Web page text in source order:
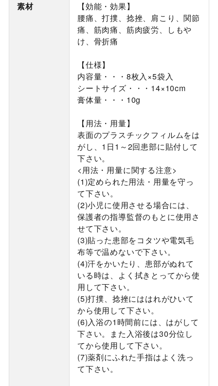
素材
【効能・効果】
腰痛、打撲、捻挫、肩こり、関節
痛、筋肉痛、筋肉疲労、しもや
け、骨折痛
【仕様】
内容量・・・8枚入×5袋入
シートサイズ・・・14×10cm
膏体量・・・10g
【用法・用量】
表面のプラスチックフィルムをは
がし、1日1～2回患部に貼付して
下さい。
<用法・用量に関する注意>
(1)定められた用法・用量を守っ
て下さい。
(2)小児に使用させる場合には、
保護者の指導監督のもとに使用さ
せて下さい。
(3)貼った患部をコタツや電気毛
布等で温めないで下さい。
(4)汗をかいたり、患部がぬれて
いる時は、よく拭きとってから使
用して下さい。
(5)打撲、捻挫にははれがひいて
から使用して下さい。
(6)入浴の1時間前には、はがして
下さい。また入浴後は30分位し
てから使用して下さい。
(7)薬剤にふれた手指はよく洗っ
て下さい。